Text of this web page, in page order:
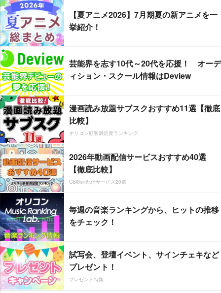
【夏アニメ2026】7月期夏の新アニメを一
挙紹介！
芸能界を志す10代～20代を応援！ オーデ
ィション・スクール情報はDeview
漫画読み放題サブスクおすすめ11選【徹底
比較】
オリコン顧客満足度ランキング
2026年動画配信サービスおすすめ40選
【徹底比較】
CS動画配信サービス20選
毎週の音楽ランキングから、ヒットの推移
をチェック！
試写会、登壇イベント、サインチェキなど
プレゼント！
プレゼント特集